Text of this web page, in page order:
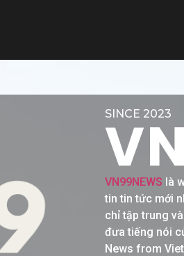
SINCE 2023
VN99NEWS là
tin tin tức mới
chỉ tập trung
đưa tiếng nói
News from